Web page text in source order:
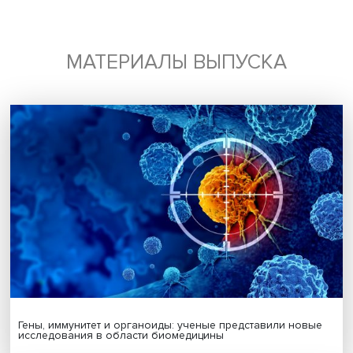
Будь всегда в курсе !
Подпишись на наши новости: